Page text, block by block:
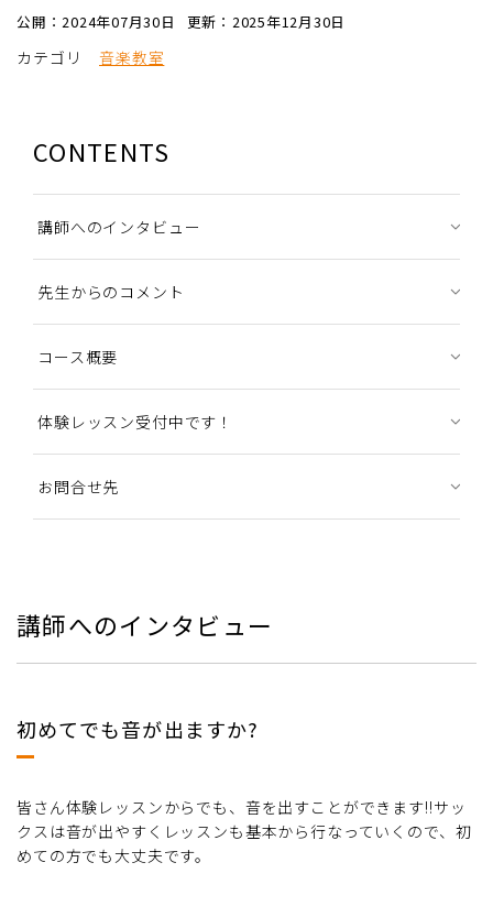
公開：2024年07月30日 更新：2025年12月30日
カテゴリ 音楽教室
CONTENTS
講師へのインタビュー
先生からのコメント
コース概要
体験レッスン受付中です！
お問合せ先
講師へのインタビュー
初めてでも音が出ますか?
皆さん体験レッスンからでも、音を出すことができます!!サッ
クスは音が出やすくレッスンも基本から行なっていくので、初
めての方でも大丈夫です。